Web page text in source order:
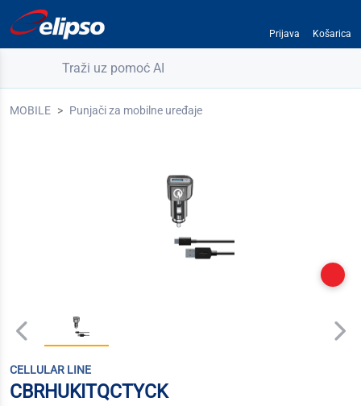
Prijava Košarica
Traži uz pomoć AI
MOBILE Punjači za mobilne uređaje
CELLULAR LINE
CBRHUKITQCTYCK